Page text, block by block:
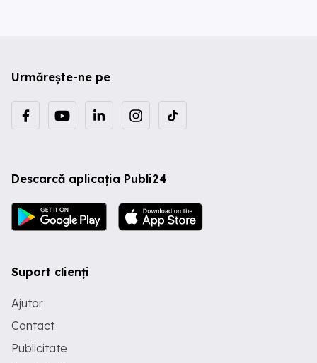
Urmărește-ne pe
Descarcă aplicația Publi24
Suport clienți
Ajutor
Contact
Publicitate